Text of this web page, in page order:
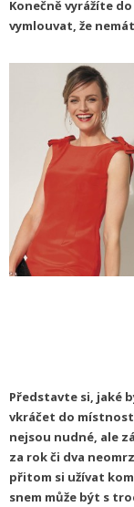
Konečně vyrážíte
vymlouvat, že
Představte si, jaké
vkráčet do
nejsou nudné, ale
za rok či dva
přitom si užívat
snem může být s